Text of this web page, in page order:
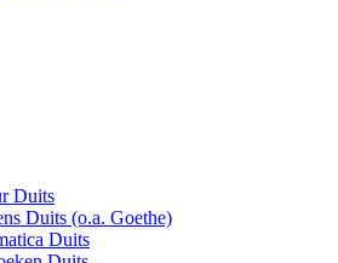
Duits
Duits (o.a. Goethe)
Duits